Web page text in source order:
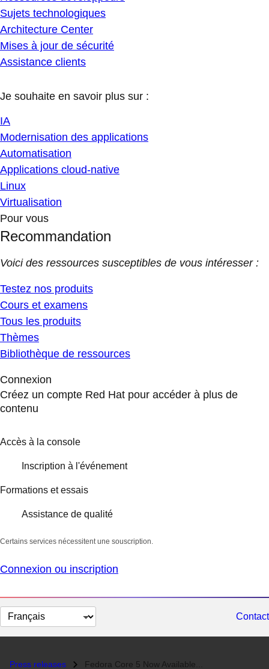
Sujets technologiques
Architecture Center
Mises à jour de sécurité
Assistance clients
Je souhaite en savoir plus sur :
IA
Modernisation des applications
Automatisation
Applications cloud-native
Linux
Virtualisation
Pour vous
Recommandation
Voici des ressources susceptibles de vous intéresser :
Testez nos produits
Cours et examens
Tous les produits
Thèmes
Bibliothèque de ressources
Connexion
Créez un compte Red Hat pour accéder à plus de
contenu
Accès à la console
Inscription à l'événement
Formations et essais
Assistance de qualité
Certains services nécessitent une souscription.
Connexion ou inscription
Changer
la
Contact
Press releases Fedora Core 5 Now Available...